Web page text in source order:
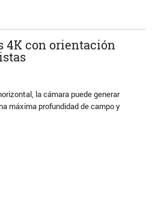
4K con orientación
la cámara puede generar
máxima profundidad de campo y